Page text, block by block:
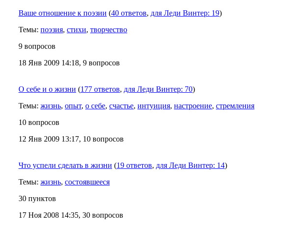
Ваше отношение к поэзии (40 ответов, для Леди Винтер: 19)
Темы: поэзия, стихи, творчество
9 вопросов
18 Янв 2009 14:18, 9 вопросов
О себе и о жизни (177 ответов, для Леди Винтер: 70)
Темы: жизнь, опыт, о себе, счастье, интуиция, настроение, стремления
10 вопросов
12 Янв 2009 13:17, 10 вопросов
Что успели сделать в жизни (19 ответов, для Леди Винтер: 14)
Темы: жизнь, состоявшееся
30 пунктов
17 Ноя 2008 14:35, 30 вопросов